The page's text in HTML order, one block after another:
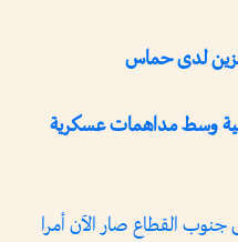
لدى حماس
وسط مداهمات عسكرية
جنوب القطاع صار الآن أمرا